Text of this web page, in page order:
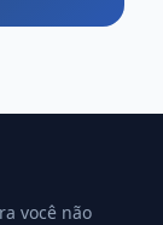
você não